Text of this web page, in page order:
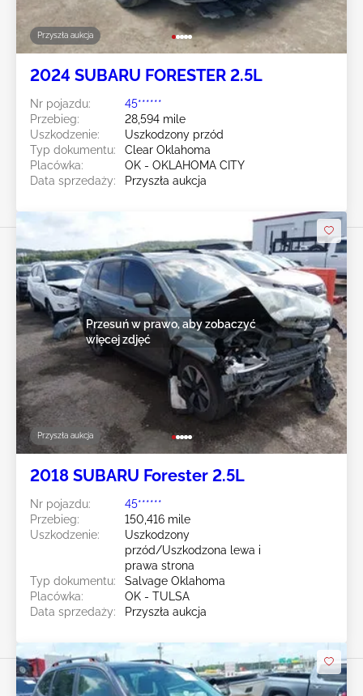
Przyszła aukcja
2024 SUBARU FORESTER 2.5L
Nr pojazdu:
45******
Przebieg:
28,594 mile
Uszkodzenie:
Uszkodzony przód
Typ dokumentu:
Clear Oklahoma
Placówka:
OK - OKLAHOMA CITY
Data sprzedaży:
Przyszła aukcja
Przyszła aukcja
Przesuń w prawo, aby zobaczyć
więcej zdjęć
2018 SUBARU Forester 2.5L
Nr pojazdu:
45******
Przebieg:
150,416 mile
Uszkodzenie:
Uszkodzony
przód/Uszkodzona lewa i
prawa strona
Typ dokumentu:
Salvage Oklahoma
Placówka:
OK - TULSA
Data sprzedaży:
Przyszła aukcja